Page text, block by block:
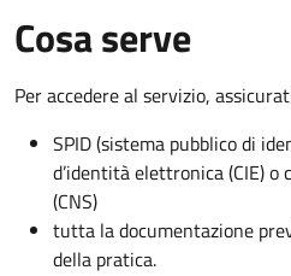
Cosa serve
Per accedere al servizio,
SPID (sistema pubblico di
d’identità elettronica (CIE)
(CNS)
tutta la documentazione
della pratica.